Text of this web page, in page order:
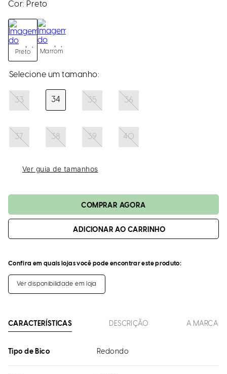
Cor: Preto
Preto Marrom
33 34 35 36
37 38 39 40
Ver guia de tamanhos
ADICIONAR AO CARRINHO
Confira em quais lojas você pode encontrar este produto:
Ver disponibilidade em loja
CARACTERÍSTICAS DESCRIÇÃO A MARCA
Tipo de Bico Redondo